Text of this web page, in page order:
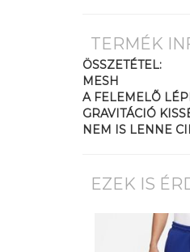
TERMÉK
ÖSSZETÉTEL:
MESH
A FELEMELÕ
GRAVITÁCIÓ
NEM IS LENNE
EZEK IS